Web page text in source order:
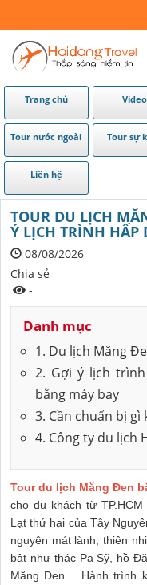
Trang chủ Video
Tour nước ngoài Tour sự
Liên hệ
TOUR DU LỊCH
Ý LỊCH TRÌNH HẤP
08/08/2026
-
Danh mục
1. Du lịch Măng
2. Gợi ý lịch
bằng máy bay
3. Cần chuẩn bị
4. Công ty du lịch
Tour du lịch Măng Đen
cho du khách từ
Lạt thứ hai của Tây
nguyên mát lành, thiên
bật như thác Pa Sỹ, hồ
Măng Đen… Hành trình